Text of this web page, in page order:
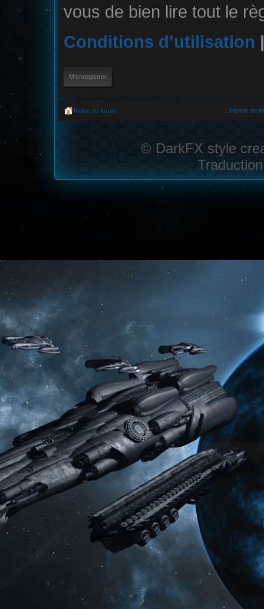
vous de bien lire tout le
Conditions d’utilisation
M’enregistrer
Index du forum L’équipe du
© DarkFX style